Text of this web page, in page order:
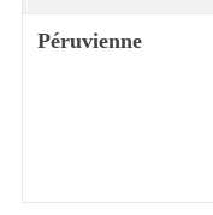
Péruvienne